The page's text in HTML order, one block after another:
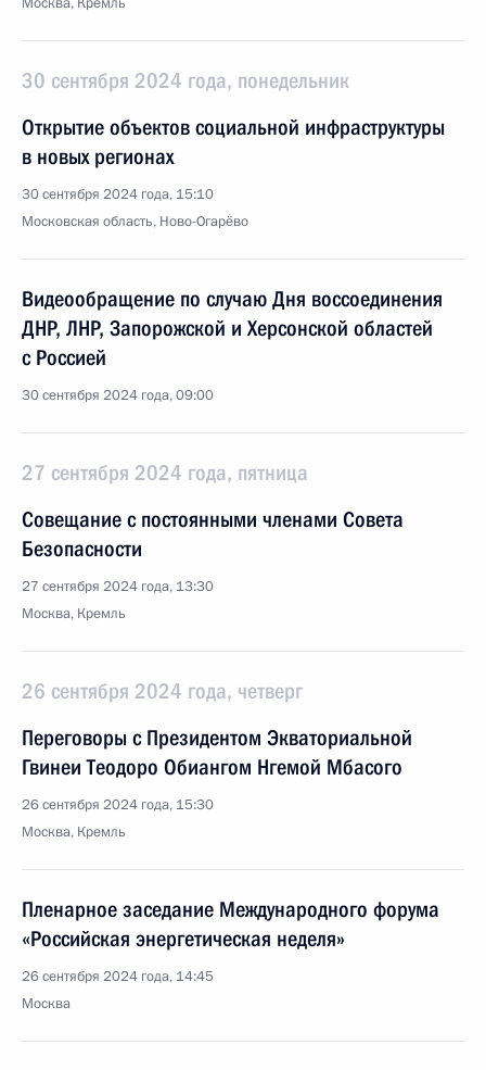
30 сентября 2024 года, понедельник
Открытие объектов социальной инфраструктуры
в новых регионах
30 сентября 2024 года, 15:10
Московская область, Ново-Огарёво
Видеообращение по случаю Дня воссоединения
ДНР, ЛНР, Запорожской и Херсонской областей
с Россией
30 сентября 2024 года, 09:00
27 сентября 2024 года, пятница
Совещание с постоянными членами Совета
Безопасности
27 сентября 2024 года, 13:30
Москва, Кремль
26 сентября 2024 года, четверг
Переговоры с Президентом Экваториальной
Гвинеи Теодоро Обиангом Нгемой Мбасого
26 сентября 2024 года, 15:30
Москва, Кремль
Пленарное заседание Международного форума
«Российская энергетическая неделя»
26 сентября 2024 года, 14:45
Москва